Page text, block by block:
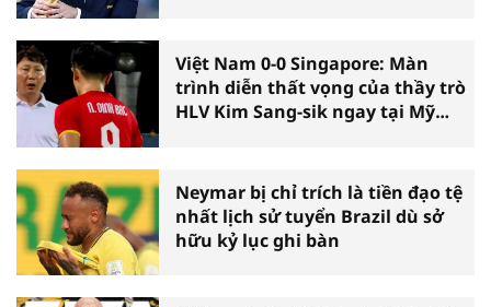
Việt Nam 0-0 Singapore: Màn
trình diễn thất vọng của thầy trò
HLV Kim Sang-sik ngay tại Mỹ
Neymar bị chỉ trích là tiền đạo tệ
nhất lịch sử tuyển Brazil dù sở
hữu kỷ lục ghi bàn